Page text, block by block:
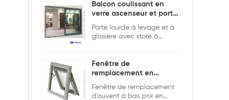
Balcon coulissant en
verre ascenseur et porte
coulissante
Porte lourde à levage et à
glissière avec store à
Fenêtre de
remplacement en
aluminium double
vitrage
Fenêtre de remplacement
d'auvent à bas prix en